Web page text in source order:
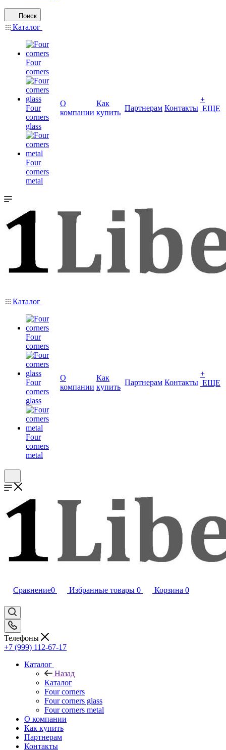
Поиск
Каталог
Four
corners
Four
corners
glass
Four
corners
metal
О
компании
Как
купить
Партнерам Контакты
+
ЕЩЕ
Каталог
Four
corners
Four
corners
glass
Four
corners
metal
О
компании
Как
купить
Партнерам Контакты
+
ЕЩЕ
Сравнение0 Избранные товары 0 Корзина 0
Телефоны
+7 (999) 112-67-17
Каталог
Назад
Каталог
Four corners
Four corners glass
Four corners metal
О компании
Как купить
Партнерам
Контакты